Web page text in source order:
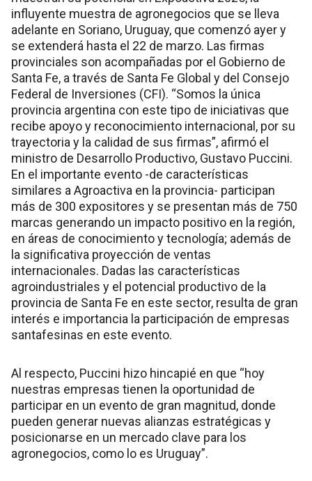
influyente muestra de agronegocios que se lleva
adelante en Soriano, Uruguay, que comenzó ayer y
se extenderá hasta el 22 de marzo. Las firmas
provinciales son acompañadas por el Gobierno de
Santa Fe, a través de Santa Fe Global y del Consejo
Federal de Inversiones (CFI). “Somos la única
provincia argentina con este tipo de iniciativas que
recibe apoyo y reconocimiento internacional, por su
trayectoria y la calidad de sus firmas”, afirmó el
ministro de Desarrollo Productivo, Gustavo Puccini.
En el importante evento -de características
similares a Agroactiva en la provincia- participan
más de 300 expositores y se presentan más de 750
marcas generando un impacto positivo en la región,
en áreas de conocimiento y tecnología; además de
la significativa proyección de ventas
internacionales. Dadas las características
agroindustriales y el potencial productivo de la
provincia de Santa Fe en este sector, resulta de gran
interés e importancia la participación de empresas
santafesinas en este evento.
Al respecto, Puccini hizo hincapié en que “hoy
nuestras empresas tienen la oportunidad de
participar en un evento de gran magnitud, donde
pueden generar nuevas alianzas estratégicas y
posicionarse en un mercado clave para los
agronegocios, como lo es Uruguay”.